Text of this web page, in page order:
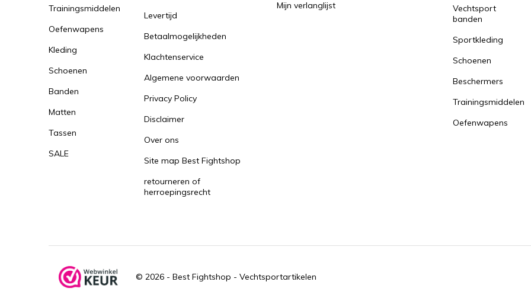
Trainingsmiddelen
Oefenwapens
Kleding
Schoenen
Banden
Matten
Tassen
SALE
Levertijd
Betaalmogelijkheden
Klachtenservice
Algemene voorwaarden
Privacy Policy
Disclaimer
Over ons
Site map Best Fightshop
retourneren of
herroepingsrecht
Mijn verlanglijst
Vechtsport
banden
Sportkleding
Schoenen
Beschermers
Trainingsmiddelen
Oefenwapens
© 2026 - Best Fightshop - Vechtsportartikelen